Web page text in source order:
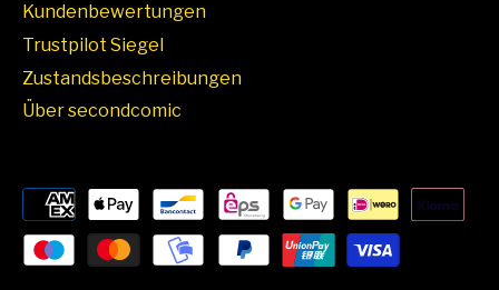
Kundenbewertungen
Trustpilot Siegel
Zustandsbeschreibungen
Über secondcomic